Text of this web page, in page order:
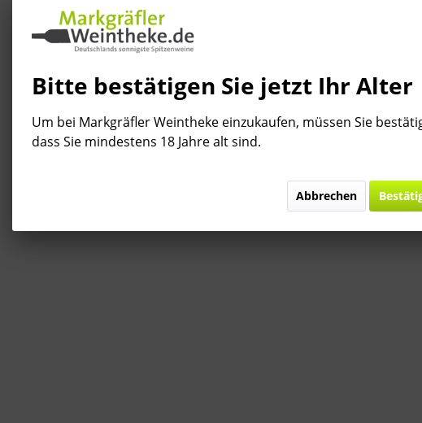
Bitte bestätigen Sie jetzt Ihr Alter
Um bei Markgräfler Weintheke einzukaufen, müssen Sie
dass Sie mindestens 18 Jahre alt sind.
Abbrechen